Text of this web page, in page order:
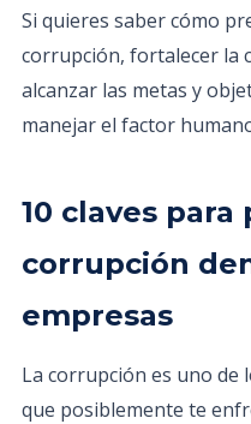
Si quieres saber cómo
corrupción, fortalecer la
alcanzar las metas y
manejar el factor
10 claves para
corrupción
empresas
La corrupción es uno de
que posiblemente te